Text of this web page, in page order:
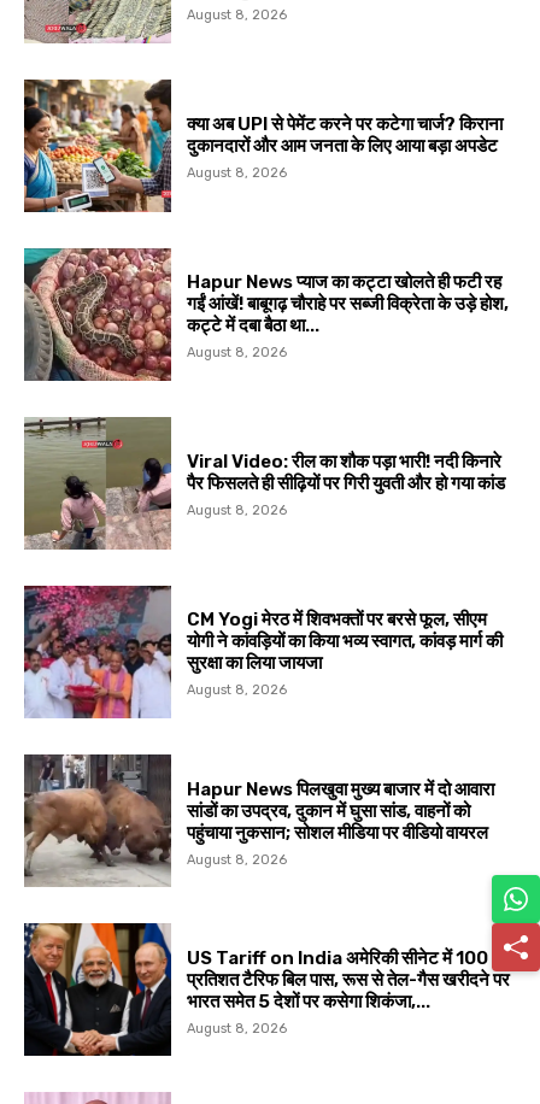
August 8, 2026
क्या अब UPI से पेमेंट करने पर कटेगा चार्ज? किराना
दुकानदारों और आम जनता के लिए आया बड़ा अपडेट
August 8, 2026
Hapur News प्याज का कट्टा खोलते ही फटी रह
गईं आंखें! बाबूगढ़ चौराहे पर सब्जी विक्रेता के उड़े होश,
कट्टे में दबा बैठा था...
August 8, 2026
Viral Video: रील का शौक पड़ा भारी! नदी किनारे
पैर फिसलते ही सीढ़ियों पर गिरी युवती और हो गया कांड
August 8, 2026
CM Yogi मेरठ में शिवभक्तों पर बरसे फूल, सीएम
योगी ने कांवड़ियों का किया भव्य स्वागत, कांवड़ मार्ग की
सुरक्षा का लिया जायजा
August 8, 2026
Hapur News पिलखुवा मुख्य बाजार में दो आवारा
सांडों का उपद्रव, दुकान में घुसा सांड, वाहनों को
पहुंचाया नुकसान; सोशल मीडिया पर वीडियो वायरल
August 8, 2026
US Tariff on India अमेरिकी सीनेट में 100
प्रतिशत टैरिफ बिल पास, रूस से तेल-गैस खरीदने पर
भारत समेत 5 देशों पर कसेगा शिकंजा,...
August 8, 2026